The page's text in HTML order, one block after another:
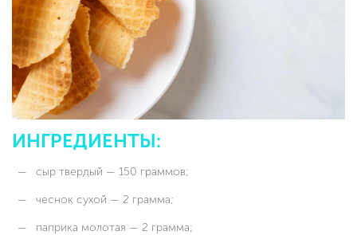
ИНГРЕДИЕНТЫ:
сыр твердый — 150 граммов;
чеснок сухой — 2 грамма;
паприка молотая — 2 грамма;